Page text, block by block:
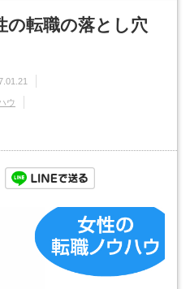
性の転職の落とし穴 －入社準備編
の転職の落とし穴
ウ